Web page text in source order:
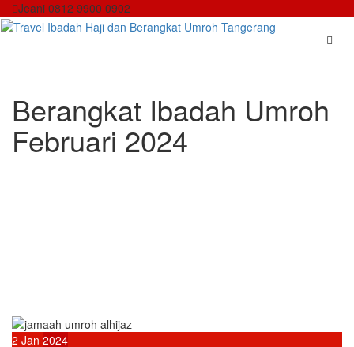
Skip
to
Jeani 0812 9900 0902
Berangkat Ibadah Umroh
Februari 2024
2 Jan 2024